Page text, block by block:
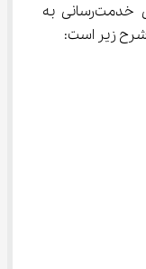
دانشجو در رشته‌های مختلف در حال خدمت‌رسانی به